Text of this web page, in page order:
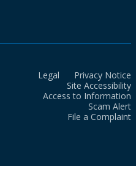
Legal
Privacy Notice
Site Accessibility
Access to Information
Scam Alert
File a Complaint